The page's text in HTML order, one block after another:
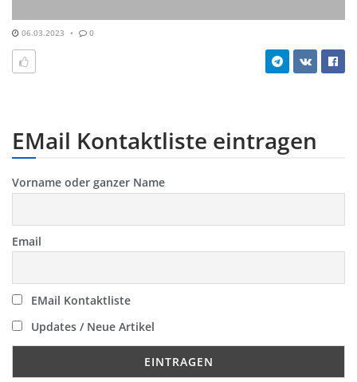
06.03.2023 0
EMail Kontaktliste eintragen
Vorname oder ganzer Name
Email
EMail Kontaktliste
Updates / Neue Artikel